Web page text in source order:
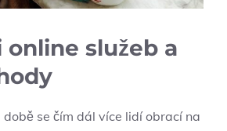
online služeb a
době se čím dál více lidí obrací na